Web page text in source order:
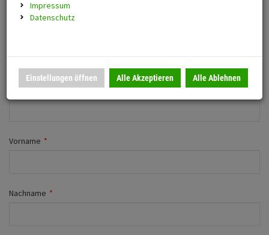
Montageständer
Beleuchtung
coming soon
Anmelden | Registrieren Merkzettel
Persönliche Daten
Herr
Frau
Firma
Vorname *
Nachname *
Impressum
Datenschutz
Einstellungen öffnen Alle Akzeptieren Alle Ablehnen